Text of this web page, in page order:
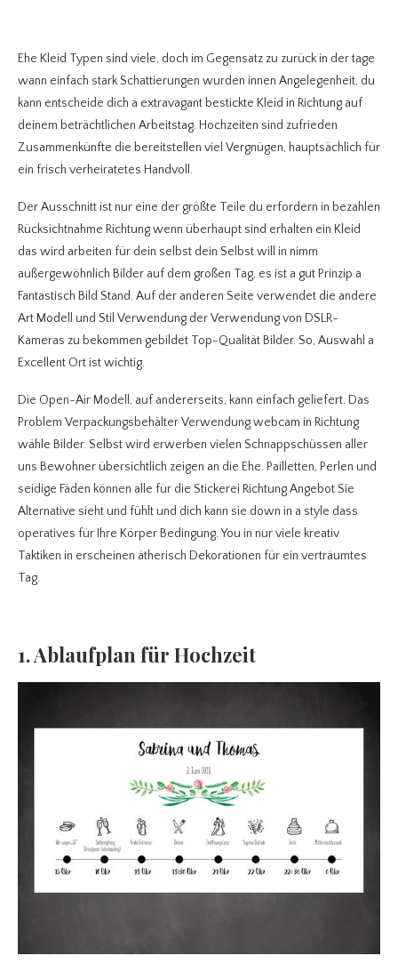
Ehe Kleid Typen sind viele, doch im Gegensatz zu zurück in der tage
wann einfach stark Schattierungen wurden innen Angelegenheit, du
kann entscheide dich a extravagant bestickte Kleid in Richtung auf
deinem beträchtlichen Arbeitstag. Hochzeiten sind zufrieden
Zusammenkünfte die bereitstellen viel Vergnügen, hauptsächlich für
ein frisch verheiratetes Handvoll.
Der Ausschnitt ist nur eine der größte Teile du erfordern in bezahlen
Rücksichtnahme Richtung wenn überhaupt sind erhalten ein Kleid
das wird arbeiten für dein selbst dein Selbst will in nimm
außergewöhnlich Bilder auf dem großen Tag, es ist a gut Prinzip a
Fantastisch Bild Stand. Auf der anderen Seite verwendet die andere
Art Modell und Stil Verwendung der Verwendung von DSLR-
Kameras zu bekommen gebildet Top-Qualität Bilder. So, Auswahl a
Excellent Ort ist wichtig.
Die Open-Air Modell, auf andererseits, kann einfach geliefert. Das
Problem Verpackungsbehälter Verwendung webcam in Richtung
wähle Bilder. Selbst wird erwerben vielen Schnappschüssen aller
uns Bewohner übersichtlich zeigen an die Ehe. Pailletten, Perlen und
seidige Fäden können alle für die Stickerei Richtung Angebot Sie
Alternative sieht und fühlt und dich kann sie down in a style dass
operatives für Ihre Körper Bedingung. You in nur viele kreativ
Taktiken in erscheinen ätherisch Dekorationen für ein verträumtes
Tag.
1. Ablaufplan für Hochzeit